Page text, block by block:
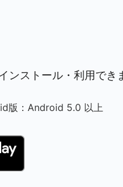
ンストール・利用で
版：Android 5.0 以上